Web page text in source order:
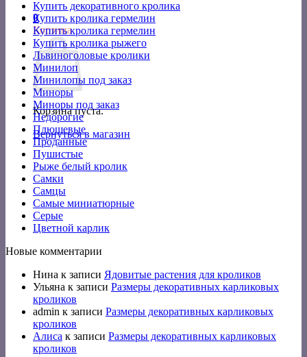
0
Корзина
Корзина пуста.
Вернуться в магазин
Купить декоративного кролика
Купить кролика гермелин
Купить кролика гермелин
Купить кролика рыжего
Львиноголовые кролики
Минилоп
Минилопы под заказ
Миноры
Миноры под заказ
Недорогие
Плюшевые
Проданные
Пушистые
Рыже белый кролик
Самки
Самцы
Самые миниатюрные
Серые
Цветной карлик
Новые комментарии
Нина к записи Ядовитые растения для кроликов
Ульяна к записи Размеры декоративных карликовых
кроликов
admin к записи Размеры декоративных карликовых
кроликов
Алиса к записи Размеры декоративных карликовых
кроликов